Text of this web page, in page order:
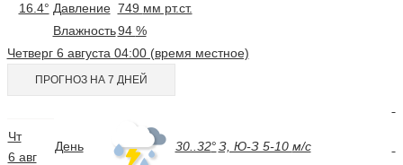
16.4° Давление 749 мм рт.ст.
Влажность94 %
Четверг 6 августа 04:00 (время местное)
ПРОГНОЗ НА 7 ДНЕЙ
Чт
6 авг
День 30..32°З, Ю-З 5-10 м/c